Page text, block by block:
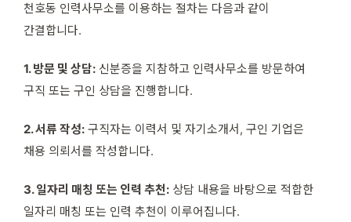
천호동 인력사무소를 이용하는 절차는 다음과 같이
간결합니다.
1. 방문 및 상담: 신분증을 지참하고 인력사무소를 방문하여
구직 또는 구인 상담을 진행합니다.
2. 서류 작성: 구직자는 이력서 및 자기소개서, 구인 기업은
채용 의뢰서를 작성합니다.
3. 일자리 매칭 또는 인력 추천: 상담 내용을 바탕으로 적합한
일자리 매칭 또는 인력 추천이 이루어집니다.